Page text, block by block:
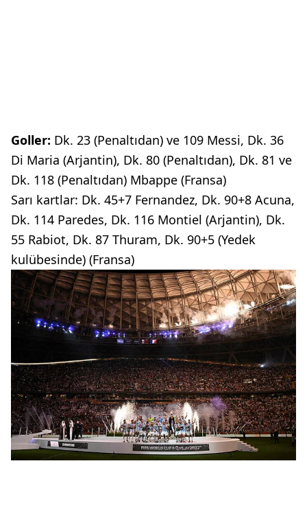
Goller: Dk. 23 (Penaltıdan) ve 109 Messi, Dk. 36
Di Maria (Arjantin), Dk. 80 (Penaltıdan), Dk. 81 ve
Dk. 118 (Penaltıdan) Mbappe (Fransa)
Sarı kartlar: Dk. 45+7 Fernandez, Dk. 90+8 Acuna,
Dk. 114 Paredes, Dk. 116 Montiel (Arjantin), Dk.
55 Rabiot, Dk. 87 Thuram, Dk. 90+5 (Yedek
kulübesinde) (Fransa)